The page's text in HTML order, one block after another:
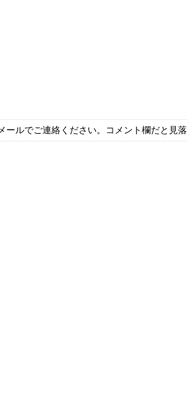
ルでご連絡ください。コメント欄だと見落